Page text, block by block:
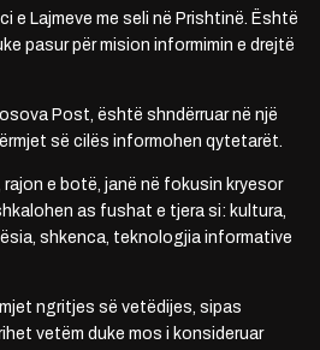
e Lajmeve me seli në Prishtinë. Është
pasur për mision informimin e drejtë
Post, është shndërruar në një
së cilës informohen qytetarët.
e botë, janë në fokusin kryesor
as fushat e tjera si: kultura,
shkenca, teknologjia informative
ngritjes së vetëdijes, sipas
vetëm duke mos i konsideruar